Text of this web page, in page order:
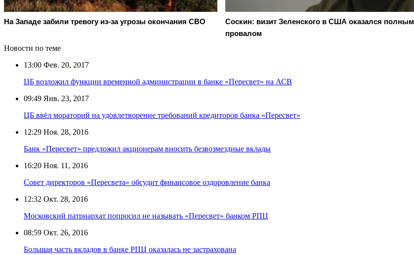
На Западе забили тревогу из-за угрозы окончания СВО
Соскин: визит Зеленского в США оказался полным
провалом
Новости по теме
13:00 Фев. 20, 2017
ЦБ возложил функции временной администрации в банке «Пересвет» на АСВ
09:49 Янв. 23, 2017
ЦБ ввёл мораторий на удовлетворение требований кредиторов банка «Пересвет»
12:29 Ноя. 28, 2016
Банк «Пересвет» предложил акционерам вносить безвозмездные вклады
16:20 Ноя. 11, 2016
Совет директоров «Пересвета» обсудит финансовое оздоровление банка
12:32 Окт. 28, 2016
Московский патриархат попросил не называть «Пересвет» банком РПЦ
08:59 Окт. 26, 2016
Большая часть вкладов в банке РПЦ оказалась не застрахована